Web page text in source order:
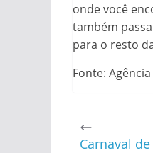
onde você
também
para o resto
Fonte:
Carnaval